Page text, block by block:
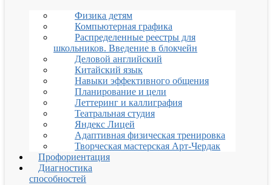
Физика детям
Компьютерная графика
Распределенные реестры для
школьников. Введение в блокчейн
Деловой английский
Китайский язык
Навыки эффективного общения
Планирование и цели
Леттеринг и каллиграфия
Театральная студия
Яндекс Лицей
Адаптивная физическая тренировка
Творческая мастерская Арт-Чердак
Профориентация
Диагностика
способностей